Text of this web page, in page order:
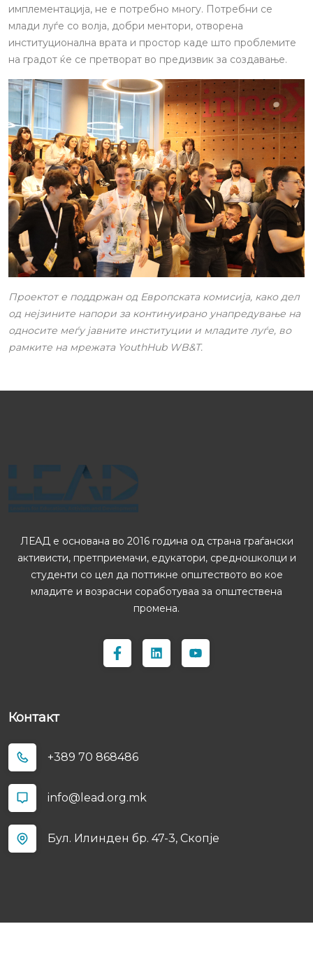
имплементација, не е потребно многу. Потребни се
млади луѓе со волја, добри ментори, отворена
институционална врата и простор каде што проблемите
на градот ќе се претворат во предизвик за создавање.
Проектот е поддржан од Европската комисија, како дел
од нејзините напори за континуирано унапредување на
односите меѓу јавните институции и младите луѓе, во
рамките на мрежата YouthHub WB&T.
ЛЕАД е основана во 2016 година од страна граѓански
активисти, претприемачи, едукатори, средношколци и
студенти со цел да поттикне општеството во кое
младите и возрасни соработуваа за општествена
промена.
Контакт
+389 70 868486
info@lead.org.mk
Бул. Илинден бр. 47-3, Скопјe